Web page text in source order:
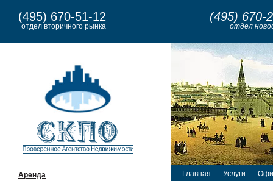
(495) 670-51-12
отдел вторичного рынка
(495) 670-
отдел
Аренда Главная Услуги